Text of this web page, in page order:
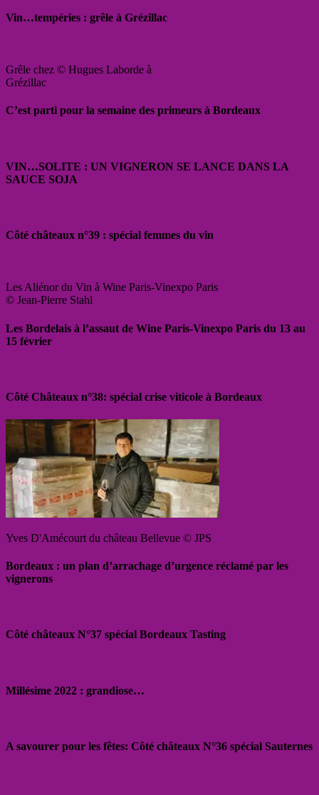
Vin…tempéries : grêle à Grézillac
Grêle chez © Hugues Laborde à
Grézillac
C’est parti pour la semaine des primeurs à Bordeaux
VIN…SOLITE : UN VIGNERON SE LANCE DANS LA
SAUCE SOJA
Côté châteaux n°39 : spécial femmes du vin
Les Aliénor du Vin à Wine Paris-Vinexpo Paris
© Jean-Pierre Stahl
Les Bordelais à l’assaut de Wine Paris-Vinexpo Paris du 13 au
15 février
Côté Châteaux n°38: spécial crise viticole à Bordeaux
Yves D'Amécourt du château Bellevue © JPS
Bordeaux : un plan d’arrachage d’urgence réclamé par les
vignerons
Côté châteaux N°37 spécial Bordeaux Tasting
Millésime 2022 : grandiose…
A savourer pour les fêtes: Côté châteaux N°36 spécial Sauternes